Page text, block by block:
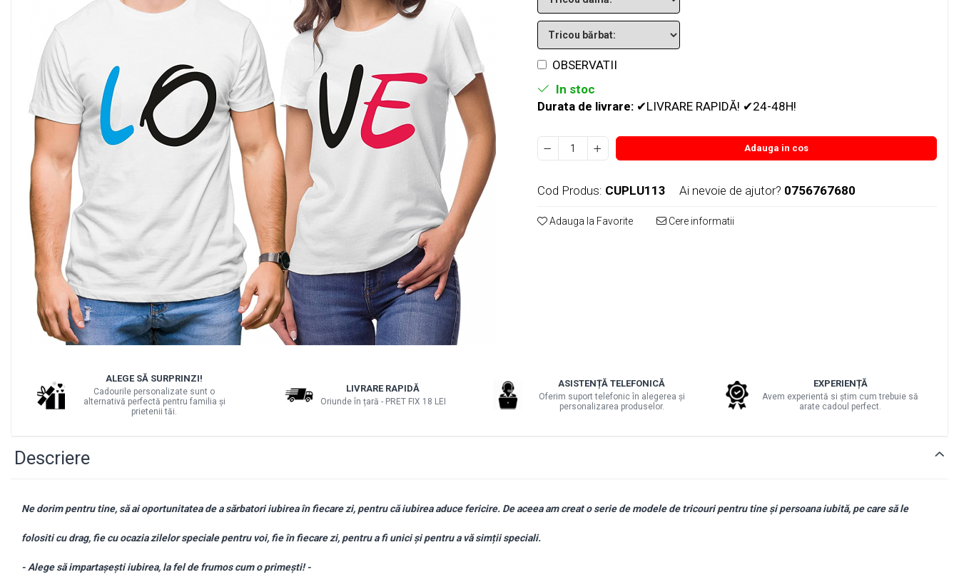
TRICOURI PENTRU FAMILIE
TRICOURI ANIVERSARE
TRICOURI PARINTI + COPIL
BODY/ TRICOU COPII
TRICOURI BUNICI
TRICOURI MOSICI
TRICOURI NASI
TRICOURI FAMILIE CRACIUN
TRICOURI FAMILIE PERSONALIZATE
TRICOURI PENTRU PAȘTE
SET 3 PIESE
BODY/TRICOU
SET 4 PIESE
SET MAMA-COPIL
TRICOURI VIITORI PARINTI CRACIUN
STICKERE
BABY ON BOARD
STICKERE DECORATIVE CU CITATE
STICKERE PRIZE/INTRERUPATOARE
PENTRU EA
OBSERVATII
In stoc
Durata de livrare:✔LIVRARE RAPIDĂ! ✔24-48H!
Adauga in cos
Cod Produs: CUPLU113 Ai nevoie de ajutor? 0756767680
Adauga la Favorite Cere informatii
ALEGE SĂ SURPRINZI!
Cadourile personalizate sunt o
alternativă perfectă pentru familia și
prietenii tăi.
LIVRARE RAPIDĂ
Oriunde în țară - PRET FIX 18 LEI
ASISTENȚĂ TELEFONICĂ
Oferim suport telefonic în alegerea și
personalizarea produselor.
EXPERIENȚĂ
Avem experientă si știm cum trebuie să
arate cadoul perfect.
Descriere
Ne dorim pentru tine, să ai oportunitatea de a sărbatori iubirea în fiecare zi, pentru că iubirea aduce fericire. De aceea am creat o serie de modele de tricouri pentru tine și persoana iubită, pe care să le
folositi cu drag, fie cu ocazia zilelor speciale pentru voi, fie în fiecare zi, pentru a fi unici și pentru a vă simții speciali.
- Alege să impartașești iubirea, la fel de frumos cum o primești! -